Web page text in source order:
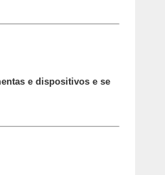
e dispositivos e se